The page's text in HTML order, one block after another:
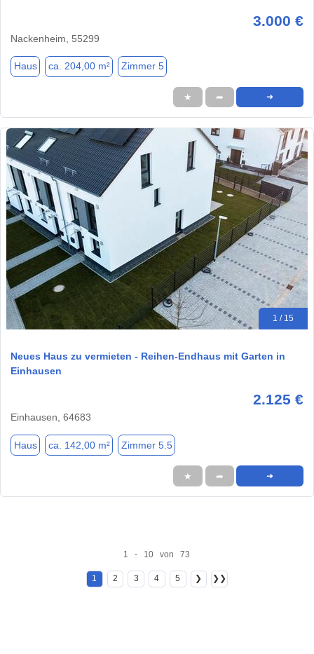
3.000 €
Nackenheim, 55299
Haus ca. 204,00 m² Zimmer 5
★ ➦ ➜
1 / 15
Neues Haus zu vermieten - Reihen-Endhaus mit Garten in
Einhausen
2.125 €
Einhausen, 64683
Haus ca. 142,00 m² Zimmer 5.5
★ ➦ ➜
1 - 10 von 73
1 2 3 4 5 ❯ ❯❯